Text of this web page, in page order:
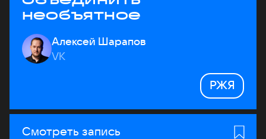
необъятное
Алексей Шарапов
VK
РЖЯ
Смотреть запись